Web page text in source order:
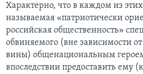
Языки
Характерно, что в каждом из этих
называемая «патриотически
российская общественность»
обвиняемого (вне зависимости
вины) общенациональным
впоследствии предоставить ему